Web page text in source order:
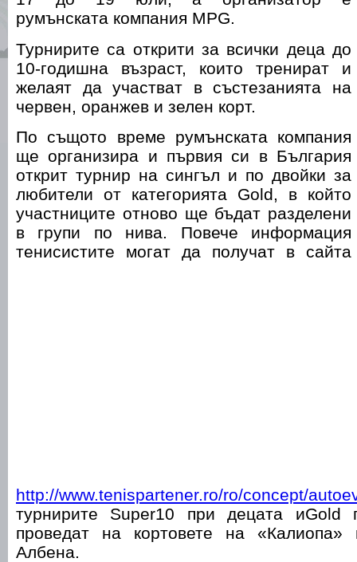
румънската компания MPG.
Турнирите са открити за всички деца до
10-годишна възраст, които тренират и
желаят да участват в състезанията на
червен, оранжев и зелен корт.
По същото време румънската компания
ще организира и първия си в България
открит турнир на сингъл и по двойки за
любители от категорията Gold, в който
участниците отново ще бъдат разделени
в групи по нива. Повече информация
тенисистите могат да получат в сайта
http://www.tenispartener.ro/ro/concept/
турнирите Super10 при децата иGold
проведат на кортовете на
Албена.